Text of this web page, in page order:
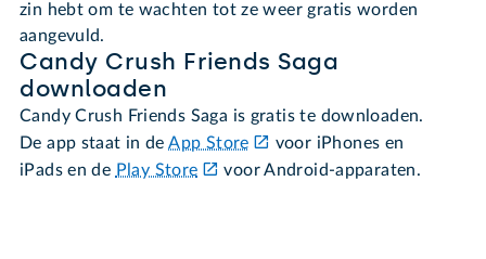
zin hebt om te wachten tot ze weer gratis worden
aangevuld.
Candy Crush Friends Saga
downloaden
Candy Crush Friends Saga is gratis te downloaden.
De app staat in deApp Store
voor iPhones en
iPads en de Play Store voor Android-apparaten.